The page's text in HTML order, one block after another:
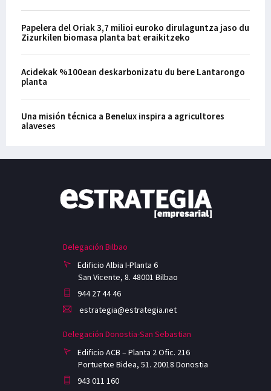
Papelera del Oriak 3,7 milioi euroko dirulaguntza jaso du
Zizurkilen biomasa planta bat eraikitzeko
Acidekak %100ean deskarbonizatu du bere Lantarongo
planta
Una misión técnica a Benelux inspira a agricultores
alaveses
Delegación Bilbao
Edificio Albia I-Planta 6
San Vicente, 8. 48001 Bilbao
944 27 44 46
estrategia@estrategia.net
Delegación Donostia-San Sebastian
Edificio ACB – Planta 2 Ofic. 216
Portuetxe Bidea, 51. 20018 Donostia
943 011 160